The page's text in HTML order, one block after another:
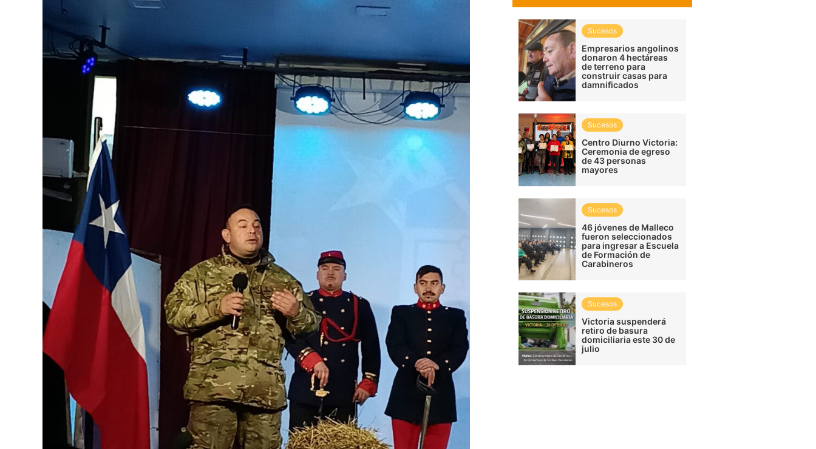
Sucesos
Empresarios angolinos
donaron 4 hectáreas
de terreno para
construir casas para
damnificados
Sucesos
Centro Diurno Victoria:
Ceremonia de egreso
de 43 personas
mayores
Sucesos
46 jóvenes de Malleco
fueron seleccionados
para ingresar a Escuela
de Formación de
Carabineros
Sucesos
Victoria suspenderá
retiro de basura
domiciliaria este 30 de
julio